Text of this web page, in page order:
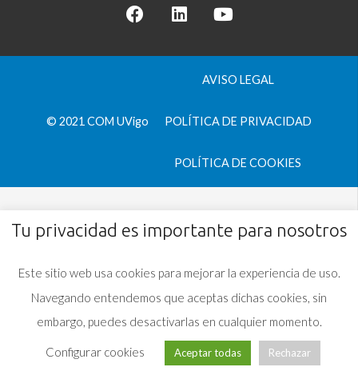
© 2021 COM UVigo
AVISO LEGAL
POLÍTICA DE PRIVACIDAD
POLÍTICA DE COOKIES
Tu privacidad es importante para nosotros
Este sitio web usa cookies para mejorar la experiencia de uso.
Navegando entendemos que aceptas dichas cookies, sin
embargo, puedes desactivarlas en cualquier momento.
Configurar cookies Aceptar todas Rechazar